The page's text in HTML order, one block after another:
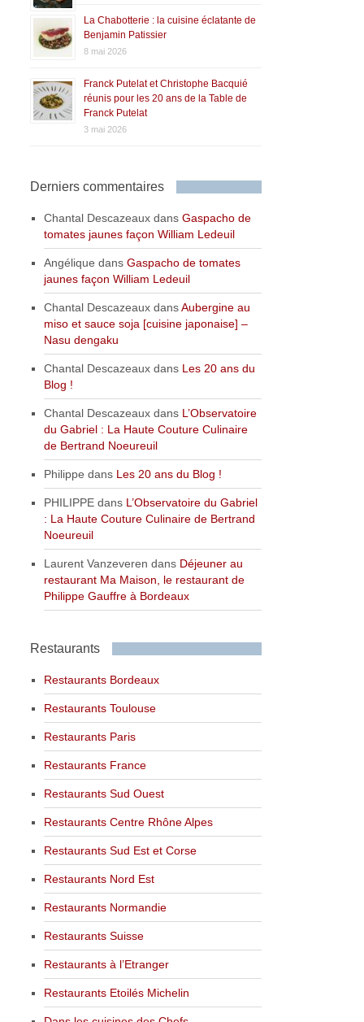
La Chabotterie : la cuisine éclatante de
Benjamin Patissier
8 mai 2026
Franck Putelat et Christophe Bacquié
réunis pour les 20 ans de la Table de
Franck Putelat
3 mai 2026
Derniers commentaires
Chantal Descazeaux dansGaspacho de
tomates jaunes façon William Ledeuil
Angélique dansGaspacho de tomates
jaunes façon William Ledeuil
Chantal Descazeaux dansAubergine au
miso et sauce soja [cuisine japonaise] –
Nasu dengaku
Chantal Descazeaux dans Les 20 ans du
Blog !
Chantal Descazeaux dans L’Observatoire
du Gabriel : La Haute Couture Culinaire
de Bertrand Noeureuil
Philippe dans Les 20 ans du Blog !
PHILIPPE dans L’Observatoire du Gabriel
: La Haute Couture Culinaire de Bertrand
Noeureuil
Laurent Vanzeveren dans Déjeuner au
restaurant Ma Maison, le restaurant de
Philippe Gauffre à Bordeaux
Restaurants
Restaurants Bordeaux
Restaurants Toulouse
Restaurants Paris
Restaurants France
Restaurants Sud Ouest
Restaurants Centre Rhône Alpes
Restaurants Sud Est et Corse
Restaurants Nord Est
Restaurants Normandie
Restaurants Suisse
Restaurants à l’Etranger
Restaurants Etoilés Michelin